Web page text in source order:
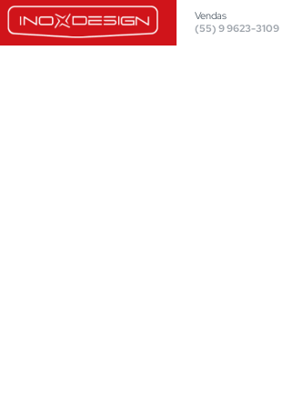
Vendas
(55) 9 9623-3109